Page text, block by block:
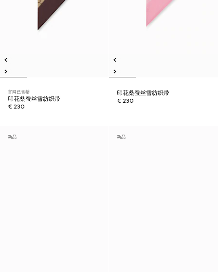
官网已售罄
印花桑蚕丝雪纺织带
€ 230
印花桑蚕丝雪纺织带
€ 230
新品 新品